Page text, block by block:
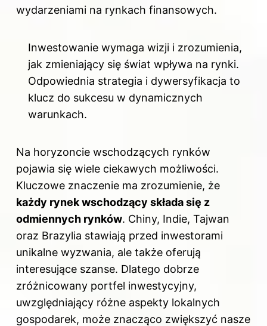
wydarzeniami na rynkach finansowych.
Inwestowanie wymaga wizji i zrozumienia,
jak zmieniający się świat wpływa na rynki.
Odpowiednia strategia i dywersyfikacja to
klucz do sukcesu w dynamicznych
warunkach.
Na horyzoncie wschodzących rynków
pojawia się wiele ciekawych możliwości.
Kluczowe znaczenie ma zrozumienie, że
każdy rynek wschodzący składa się z
odmiennych rynków. Chiny, Indie, Tajwan
oraz Brazylia stawiają przed inwestorami
unikalne wyzwania, ale także oferują
interesujące szanse. Dlatego dobrze
zróżnicowany portfel inwestycyjny,
uwzględniający różne aspekty lokalnych
gospodarek, może znacząco zwiększyć nasze